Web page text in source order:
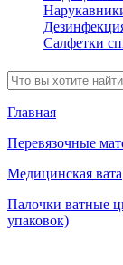
Салфетки
Главная
Перевязочные
Медицинская вата
Палочки ватные
упаковок)